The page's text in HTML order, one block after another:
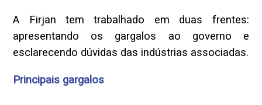
A Firjan tem trabalhado em duas frentes:
apresentando os gargalos ao governo e
esclarecendo dúvidas das indústrias associadas.
Principais gargalos